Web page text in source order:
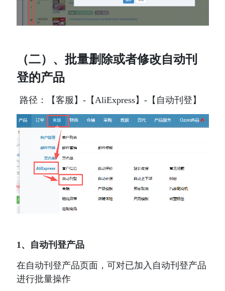
（二）、批量删除或者修改自动刊
登的产品
路径：【客服】-【AliExpress】-【自动刊登】
1、自动刊登产品
在自动刊登产品页面，可对已加入自动刊登产品
进行批量操作